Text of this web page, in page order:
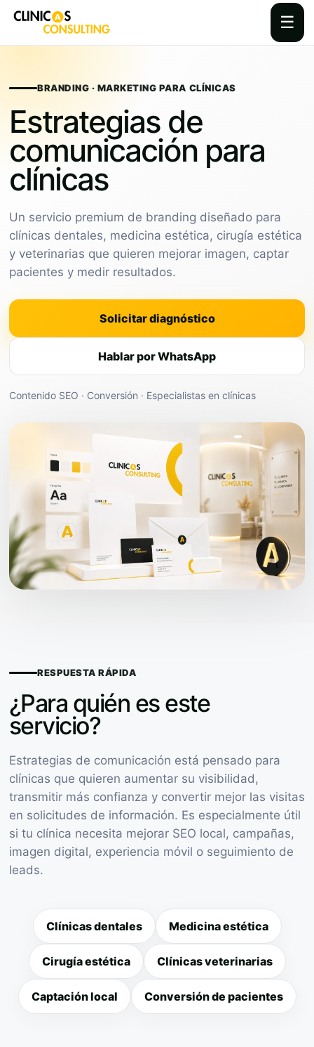
☰
contentBRANDING · MARKETING PARA CLÍNICAS
Estrategias de
comunicación para
clínicas
Un servicio premium de branding diseñado para
clínicas dentales, medicina estética, cirugía estética
y veterinarias que quieren mejorar imagen, captar
pacientes y medir resultados.
Solicitar diagnóstico
Hablar por WhatsApp
Contenido SEO · Conversión · Especialistas en clínicas
RESPUESTA RÁPIDA
¿Para quién es este
servicio?
Estrategias de comunicación está pensado para
clínicas que quieren aumentar su visibilidad,
transmitir más confianza y convertir mejor las visitas
en solicitudes de información. Es especialmente útil
si tu clínica necesita mejorar SEO local, campañas,
imagen digital, experiencia móvil o seguimiento de
leads.
Clínicas dentales Medicina estética
Cirugía estética Clínicas veterinarias
Captación local Conversión de pacientes